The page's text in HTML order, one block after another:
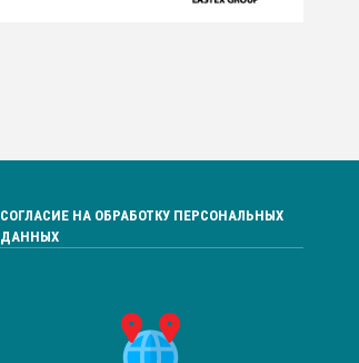
СОГЛАСИЕ НА ОБРАБОТКУ ПЕРСОНАЛЬНЫХ
ДАННЫХ